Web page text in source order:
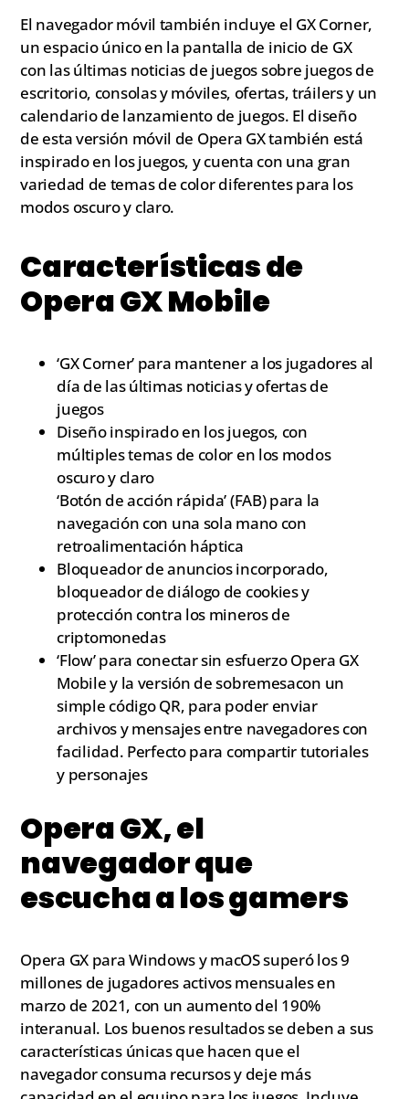
El navegador móvil también incluye el GX Corner,
un espacio único en la pantalla de inicio de GX
con las últimas noticias de juegos sobre juegos de
escritorio, consolas y móviles, ofertas, tráilers y un
calendario de lanzamiento de juegos. El diseño
de esta versión móvil de Opera GX también está
inspirado en los juegos, y cuenta con una gran
variedad de temas de color diferentes para los
modos oscuro y claro.
Características de
Opera GX Mobile
‘GX Corner’ para mantener a los jugadores al
día de las últimas noticias y ofertas de
juegos
Diseño inspirado en los juegos, con
múltiples temas de color en los modos
oscuro y claro
‘Botón de acción rápida’ (FAB) para la
navegación con una sola mano con
retroalimentación háptica
Bloqueador de anuncios incorporado,
bloqueador de diálogo de cookies y
protección contra los mineros de
criptomonedas
‘Flow’ para conectar sin esfuerzo Opera GX
Mobile y la versión de sobremesacon un
simple código QR, para poder enviar
archivos y mensajes entre navegadores con
facilidad. Perfecto para compartir tutoriales
y personajes
Opera GX, el
navegador que
escucha a los gamers
Opera GX para Windows y macOS superó los 9
millones de jugadores activos mensuales en
marzo de 2021, con un aumento del 190%
interanual. Los buenos resultados se deben a sus
características únicas que hacen que el
navegador consuma recursos y deje más